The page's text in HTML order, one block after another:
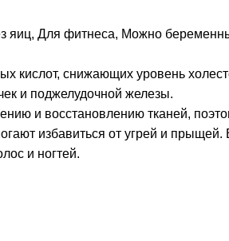
яиц, Для фитнеса, Можно
снижающих уровень
и поджелудочной железы.
и восстановлению тканей,
избавиться от угрей и
и ногтей.